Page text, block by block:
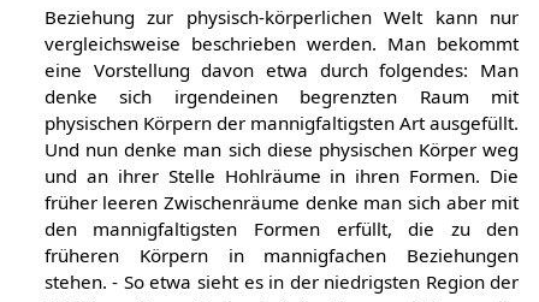
Beziehung zur physisch-körperlichen Welt kann nur
vergleichsweise beschrieben werden. Man bekommt
eine Vorstellung davon etwa durch folgendes: Man
denke sich irgendeinen begrenzten Raum mit
physischen Körpern der mannigfaltigsten Art ausgefüllt.
Und nun denke man sich diese physischen Körper weg
und an ihrer Stelle Hohlräume in ihren Formen. Die
früher leeren Zwischenräume denke man sich aber mit
den mannigfaltigsten Formen erfüllt, die zu den
früheren Körpern in mannigfachen Beziehungen
stehen. - So etwa sieht es in der niedrigsten Region der